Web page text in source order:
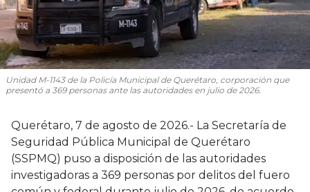
Unidad M-1143 de la Policía Municipal de Querétaro, corporación que
presentó a 369 personas ante las autoridades en julio de 2026.
Querétaro, 7 de agosto de 2026.- La Secretaría de
Seguridad Pública Municipal de Querétaro
(SSPMQ) puso a disposición de las autoridades
investigadoras a 369 personas por delitos del fuero